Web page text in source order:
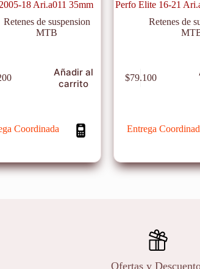
18 Ari.a011 35mm
Retenes de suspension
MTB
Añadir al
carrito
Coordinada
Perfo Elite 16-21
Retenes de
$79.100
Entrega
Ofertas y